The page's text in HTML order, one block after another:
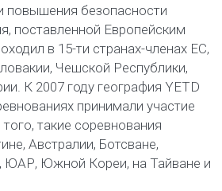
повышения безопасности
поставленной Европейским
в 15-ти странах-членах ЕС,
Чешской Республики,
К 2007 году география YETD
принимали участие
такие соревнования
Австралии, Ботсване,
ЮАР, Южной Кореи, на Тайване и